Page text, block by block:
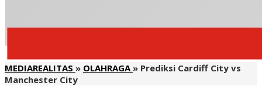
MEDIAREALITAS » OLAHRAGA » Prediksi Cardiff City vs
Manchester City